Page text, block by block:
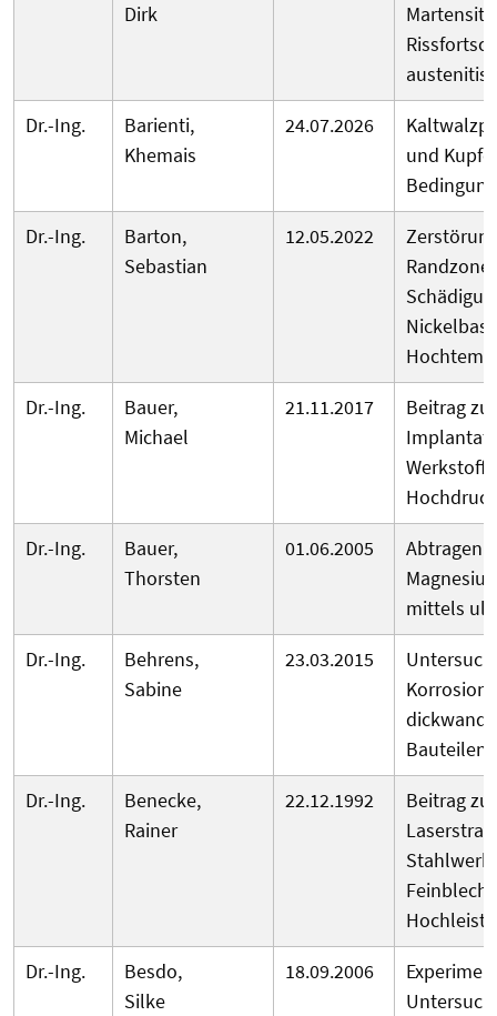
Dirk
Dr.-Ing.
Barienti,
Khemais
24.07.2026
und
Dr.-Ing.
Barton,
Sebastian
12.05.2022
Dr.-Ing.
Bauer,
Michael
21.11.2017
Beitrag
Dr.-Ing.
Bauer,
Thorsten
01.06.2005
Abtragen
mittels
Dr.-Ing.
Behrens,
Sabine
23.03.2015
Bauteilen
Dr.-Ing.
Benecke,
Rainer
22.12.1992
Beitrag
Dr.-Ing.
Besdo,
Silke
18.09.2006